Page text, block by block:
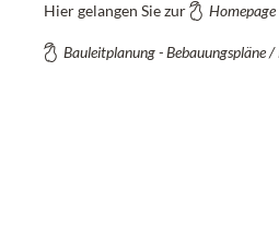
Hier gelangen Sie zur Homepage
Bauleitplanung - Bebauungspläne